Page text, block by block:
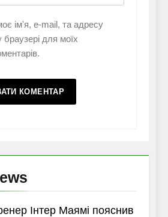
ім'я, e-mail, та адресу
для моїх
Інтер Маямі пояснив